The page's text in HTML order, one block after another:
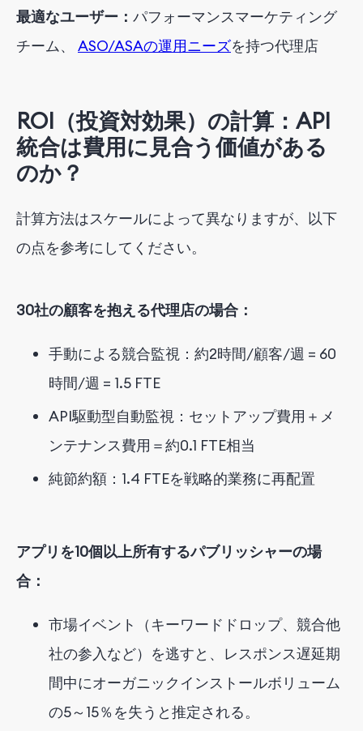
最適なユーザー： パフォーマンスマーケティング
チーム、 ASO/ASAの運用ニーズを持つ代理店
ROI（投資対効果）の計算：API
統合は費用に見合う価値がある
のか？
計算方法はスケールによって異なりますが、以下
の点を参考にしてください。
30社の顧客を抱える代理店の場合：
手動による競合監視：約2時間/顧客/週 = 60
時間/週 = 1.5 FTE
API駆動型自動監視：セットアップ費用＋メ
ンテナンス費用＝約0.1 FTE相当
純節約額：1.4 FTEを戦略的業務に再配置
アプリを10個以上所有するパブリッシャーの場
合：
市場イベント（キーワードドロップ、競合他
社の参入など）を逃すと、レスポンス遅延期
間中にオーガニックインストールボリューム
の5～15％を失うと推定される。